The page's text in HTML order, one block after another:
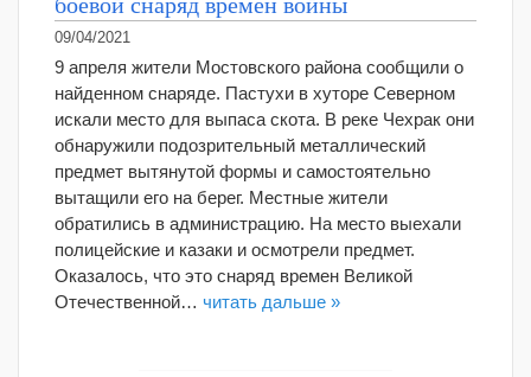
09/04/2021
9 апреля жители Мостовского района сообщили о
найденном снаряде. Пастухи в хуторе Северном
искали место для выпаса скота. В реке Чехрак они
обнаружили подозрительный металлический
предмет вытянутой формы и самостоятельно
вытащили его на берег. Местные жители
обратились в администрацию. На место выехали
полицейские и казаки и осмотрели предмет.
Оказалось, что это снаряд времен Великой
Отечественной… читать дальше »